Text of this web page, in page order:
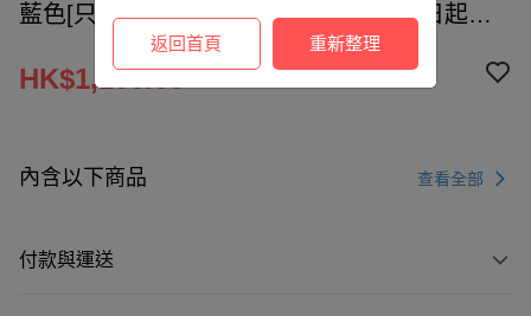
返回首頁 重新整理
藍色[只限樂富UNY店自取] -預計9月15日起陸
HK$1,100.00
內含以下商品 查看全部
付款與運送